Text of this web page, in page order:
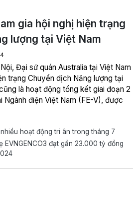
gia hội nghị hiện trạng
lượng tại Việt Nam
Đại sứ quán Australia tại Việt Nam
trạng Chuyển dịch Năng lượng tại
là hoạt động tổng kết giai đoạn 2
Ngành điện Việt Nam (FE-V), được
hoạt động tri ân trong tháng 7
EVNGENCO3 đạt gần 23.000 tỷ đồng